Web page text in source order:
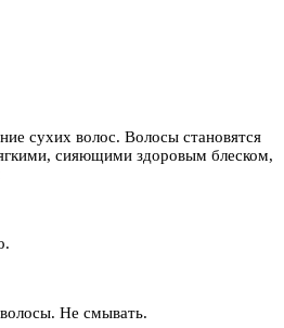
сухих волос. Волосы становятся
сияющими здоровым блеском,
Не смывать.